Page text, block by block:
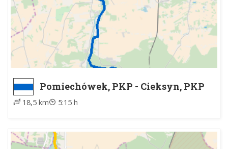
Pomiechówek, PKP - Cieksyn, PKP
18,5 km 5:15 h